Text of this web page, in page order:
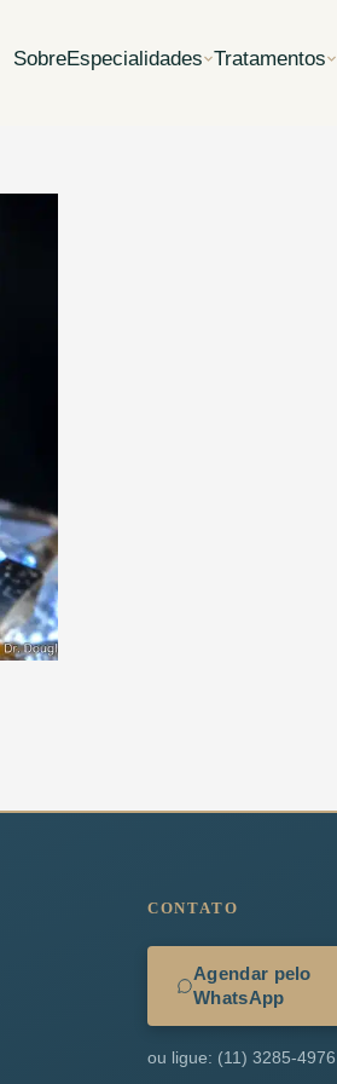
SobreEspecialidades Tratamentos
CONTATO
Agendar pelo
WhatsApp
ou ligue: (11) 3285-4976